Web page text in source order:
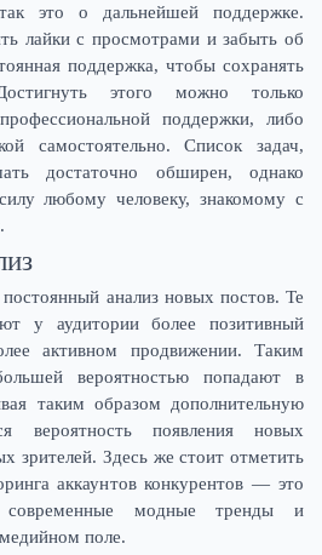
это о дальнейшей поддержке.
лайки с просмотрами и забыть об
поддержка, чтобы сохранять
этого можно только
поддержки, либо
самостоятельно. Список задач,
достаточно обширен, однако
любому человеку, знакомому с
анализ новых постов. Те
у аудитории более позитивный
активном продвижении. Таким
вероятностью попадают в
таким образом дополнительную
вероятность появления новых
зрителей. Здесь же стоит отметить
аккаунтов конкурентов — это
современные модные тренды и
поле.